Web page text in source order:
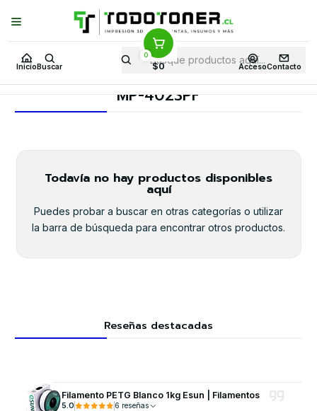
Inicio Buscar
0
$0 AccesoContacto
Puedes Elegir: Comprar enTienda· Despachoa Todo Chile · Retiro en
Tienda en24 Horas
Inicio Toner y tambor Toner Original RICOH Equipos RICOH
MP-402SPF
MP-402SPF
Todavía no hay productos disponibles
aquí
Puedes probar a buscar en otras categorías o utilizar
la barra de búsqueda para encontrar otros productos.
Reseñas destacadas
Filamento PETG Blanco 1kg Esun | Filamentos
5.0 6 reseñas